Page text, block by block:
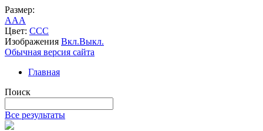
Размер:
AAA
Цвет: CCC
Изображения Вкл.Выкл.
Обычная версия сайта
Главная
Поиск
Все результаты